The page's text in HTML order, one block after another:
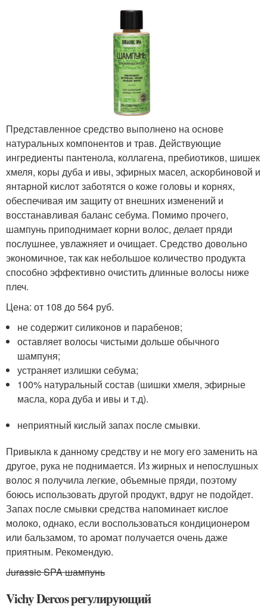
Представленное средство выполнено на основе
натуральных компонентов и трав. Действующие
ингредиенты пантенола, коллагена, пребиотиков, шишек
хмеля, коры дуба и ивы, эфирных масел, аскорбиновой и
янтарной кислот заботятся о коже головы и корнях,
обеспечивая им защиту от внешних изменений и
восстанавливая баланс себума. Помимо прочего,
шампунь приподнимает корни волос, делает пряди
послушнее, увлажняет и очищает. Средство довольно
экономичное, так как небольшое количество продукта
способно эффективно очистить длинные волосы ниже
плеч.
Цена: от 108 до 564 руб.
не содержит силиконов и парабенов;
оставляет волосы чистыми дольше обычного
шампуня;
устраняет излишки себума;
100% натуральный состав (шишки хмеля, эфирные
масла, кора дуба и ивы и т.д).
неприятный кислый запах после смывки.
Привыкла к данному средству и не могу его заменить на
другое, рука не поднимается. Из жирных и непослушных
волос я получила легкие, объемные пряди, поэтому
боюсь использовать другой продукт, вдруг не подойдет.
Запах после смывки средства напоминает кислое
молоко, однако, если воспользоваться кондиционером
или бальзамом, то аромат получается очень даже
приятным. Рекомендую.
Jurassic SPA шампунь
Vichy Dercos регулирующий